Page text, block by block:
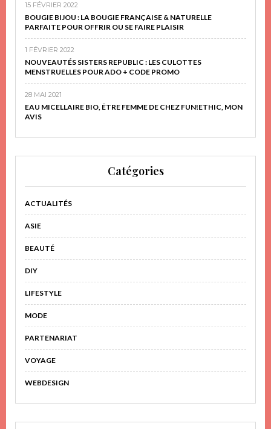
15 FÉVRIER 2022
BOUGIE BIJOU : LA BOUGIE FRANÇAISE & NATURELLE
PARFAITE POUR OFFRIR OU SE FAIRE PLAISIR
1 FÉVRIER 2022
NOUVEAUTÉS SISTERS REPUBLIC : LES CULOTTES
MENSTRUELLES POUR ADO + CODE PROMO
28 MAI 2021
EAU MICELLAIRE BIO, ÊTRE FEMME DE CHEZ FUN!ETHIC, MON
AVIS
Catégories
ACTUALITÉS
ASIE
BEAUTÉ
DIY
LIFESTYLE
MODE
PARTENARIAT
VOYAGE
WEBDESIGN